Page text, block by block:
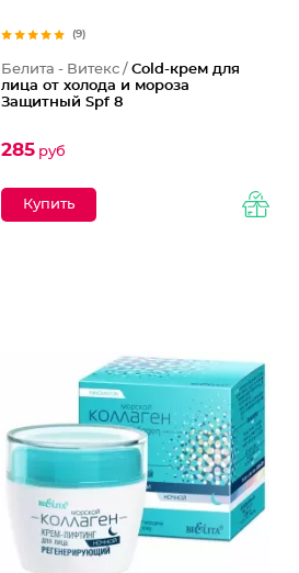
(9)
Белита - Витекс / Cold-крем для
лица от холода и мороза
Защитный Spf 8
285руб